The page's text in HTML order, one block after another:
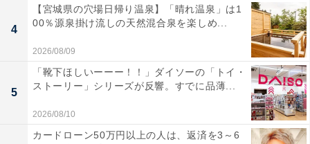
楽天トラベルの「新春フェア」とは？
楽天トラベルでは、2025年12月22日10:00～2026年1月9
日23:59の期間で「新春フェア」を開催中。国内宿泊が最
大15％オフになるほか、遊び・体験、楽パック（交通＋
4
【宮城県の穴場日帰り温泉】「晴れ温泉」は1
00％源泉掛け流しの天然混合泉を楽しめ...
2026/08/09
5
「靴下ほしいーーー！！」ダイソーの「トイ・
ストーリー」シリーズが反響。すでに品薄...
2026/08/10
カードローン50万円以上の人は、返済を3～6